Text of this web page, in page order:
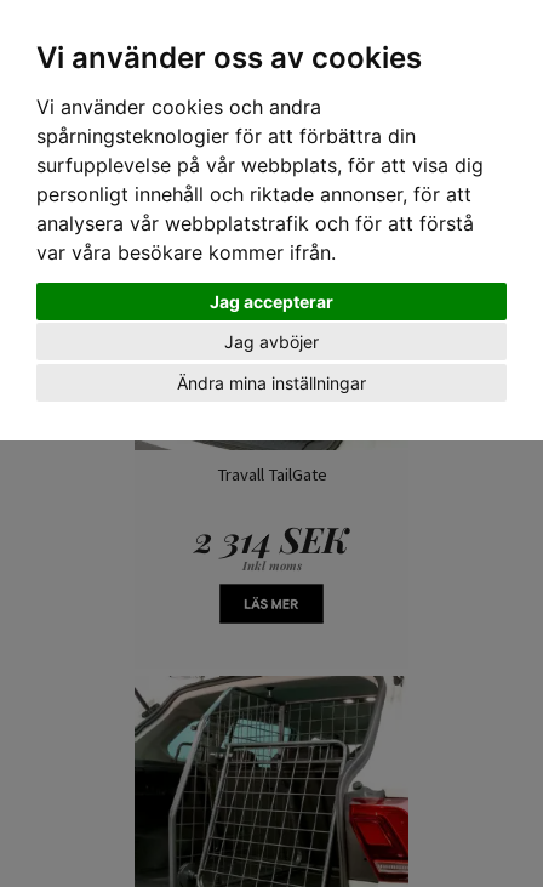
Vi använder oss av cookies
Vi använder cookies och andra
spårningsteknologier för att förbättra din
surfupplevelse på vår webbplats, för att visa dig
personligt innehåll och riktade annonser, för att
analysera vår webbplatstrafik och för att förstå
var våra besökare kommer ifrån.
Jag accepterar
Jag avböjer
Ändra mina inställningar
Hem›Lastgaller/ Skyddsgaller› Travall Hundgrind
Travall TailGate
2 314 SEK
Inkl moms